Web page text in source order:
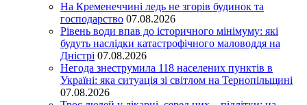
На Кременеччині ледь не згорів будинок та
господарство 07.08.2026
Рівень води впав до історичного мінімуму: які
будуть наслідки катастрофічного маловоддя на
Дністрі 07.08.2026
Негода знеструмила 118 населених пунктів в
Україні: яка ситуація зі світлом на Тернопільщині
07.08.2026